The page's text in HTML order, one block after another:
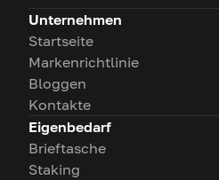
Unternehmen
Startseite
Markenrichtlinie
Bloggen
Kontakte
Eigenbedarf
Brieftasche
Staking